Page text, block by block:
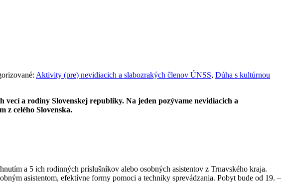
Aktivity (pre) nevidiacich a slabozrakých členov ÚNSS, Dúha s kultúrnou
a rodiny Slovenskej republiky. Na jeden pozývame nevidiacich a
z celého Slovenska.
a 5 ich rodinných príslušníkov alebo osobných asistentov z Trnavského kraja.
asistentom, efektívne formy pomoci a techniky sprevádzania. Pobyt bude od 19. –